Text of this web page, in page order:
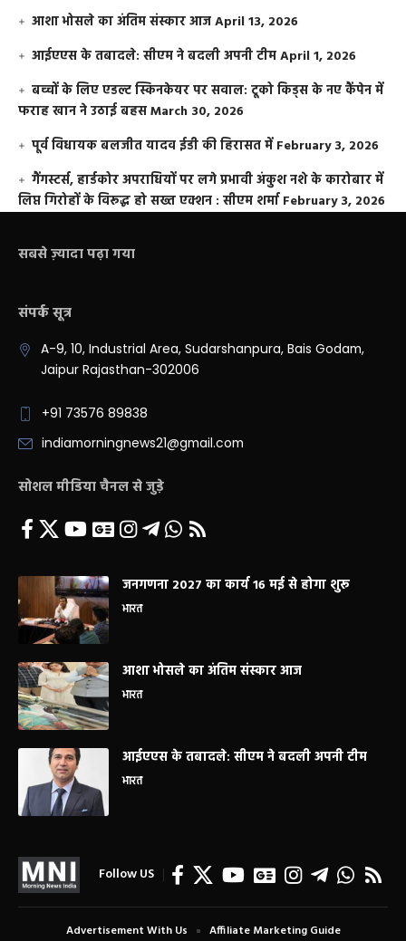
आशा भोसले का अंतिम संस्कार आजApril 13, 2026
आईएएस के तबादले: सीएम ने बदली अपनी टीमApril 1, 2026
बच्चों के लिए एडल्ट स्किनकेयर पर सवाल: टूको किड्स के नए कैंपेन में
फराह खान ने उठाई बहसMarch 30, 2026
पूर्व विधायक बलजीत यादव ईडी की हिरासत में February 3, 2026
गैंगस्टर्स, हार्डकोर अपराधियों पर लगे प्रभावी अंकुश नशे के कारोबार में
लिप्त गिरोहों के विरूद्ध हो सख्त एक्शन : सीएम शर्मा February 3, 2026
सबसे ज़्यादा पढ़ा गया
संपर्क सूत्र
A-9, 10, Industrial Area, Sudarshanpura, Bais Godam,
Jaipur Rajasthan-302006
+91 73576 89838
indiamorningnews21@gmail.com
सोशल मीडिया चैनल से जुड़े
जनगणना 2027 का कार्य 16 मई से होगा शुरू
भारत
आशा भोसले का अंतिम संस्कार आज
भारत
आईएएस के तबादले: सीएम ने बदली अपनी टीम
भारत
Follow US
Advertisement With Us Affiliate Marketing Guide